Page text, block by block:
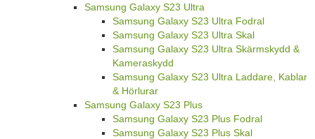
Samsung Galaxy S23 Ultra
Samsung Galaxy S23 Ultra Fodral
Samsung Galaxy S23 Ultra Skal
Samsung Galaxy S23 Ultra Skärmskydd &
Kameraskydd
Samsung Galaxy S23 Ultra Laddare, Kablar
& Hörlurar
Samsung Galaxy S23 Plus
Samsung Galaxy S23 Plus Fodral
Samsung Galaxy S23 Plus Skal